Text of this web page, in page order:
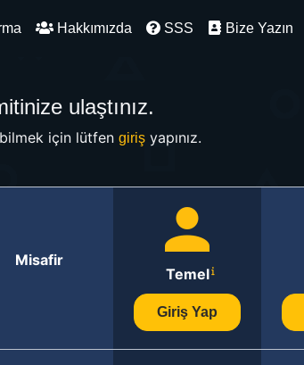
Hakkımızda SSS Bize Yazın
ulaştınız.
için lütfen girişyapınız.
Misafir
Temel
Giriş Yap